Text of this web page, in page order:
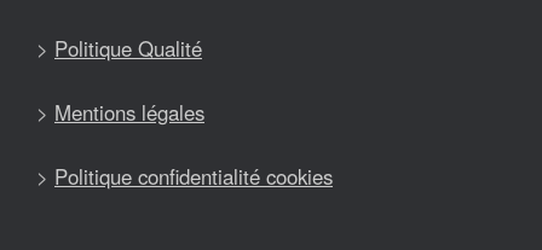
> Politique Qualité
> Mentions légales
> Politique confidentialité cookies